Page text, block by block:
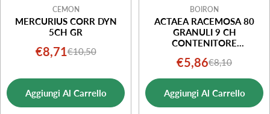
CEMON
MERCURIUS CORR DYN
5CH GR
Prezzo
vendita
€8,71Prezzo
€10,50
Aggiungi Al Carrello
BOIRON
ACTAEA RACEMOSA 80
GRANULI 9 CH
CONTENITORE
Prezzo
di
vendita
€5,86Prezzo
normale
€8,10
Aggiungi Al Carrello